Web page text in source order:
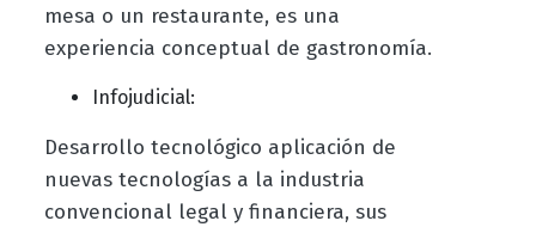
mesa o un restaurante, es una
experiencia conceptual de gastronomía.
Infojudicial:
Desarrollo tecnológico aplicación de
nuevas tecnologías a la industria
convencional legal y financiera, sus